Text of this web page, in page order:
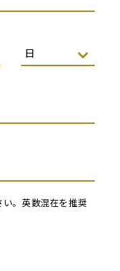
。英数混在を推奨